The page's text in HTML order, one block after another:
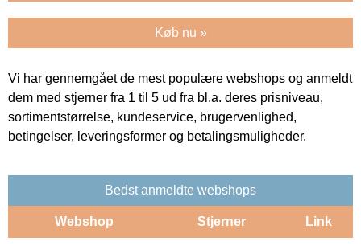
Køb nu »
Vi har gennemgået de mest populære webshops og anmeldt
dem med stjerner fra 1 til 5 ud fra bl.a. deres prisniveau,
sortimentstørrelse, kundeservice, brugervenlighed,
betingelser, leveringsformer og betalingsmuligheder.
Bedst anmeldte webshops
Webshop Stjerner Link